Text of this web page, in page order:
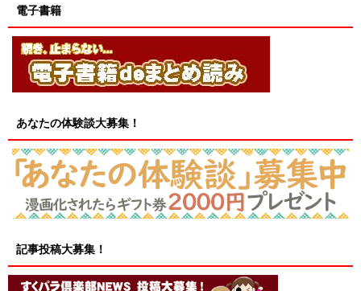
電子書籍
あなたの体験談大募集！
記事投稿大募集！